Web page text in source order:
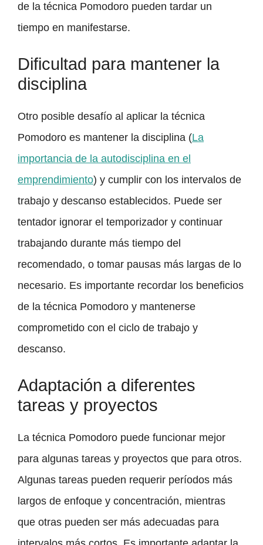
de la técnica Pomodoro pueden tardar un
tiempo en manifestarse.
Dificultad para mantener la
disciplina
Otro posible desafío al aplicar la técnica
Pomodoro es mantener la disciplina (La
importancia de la autodisciplina en el
emprendimiento) y cumplir con los intervalos de
trabajo y descanso establecidos. Puede ser
tentador ignorar el temporizador y continuar
trabajando durante más tiempo del
recomendado, o tomar pausas más largas de lo
necesario. Es importante recordar los beneficios
de la técnica Pomodoro y mantenerse
comprometido con el ciclo de trabajo y
descanso.
Adaptación a diferentes
tareas y proyectos
La técnica Pomodoro puede funcionar mejor
para algunas tareas y proyectos que para otros.
Algunas tareas pueden requerir períodos más
largos de enfoque y concentración, mientras
que otras pueden ser más adecuadas para